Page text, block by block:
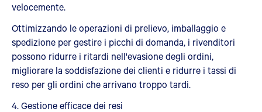
velocemente.
Ottimizzando le operazioni di prelievo, imballaggio e
spedizione per gestire i picchi di domanda, i rivenditori
possono ridurre i ritardi nell'evasione degli ordini,
migliorare la soddisfazione dei clienti e ridurre i tassi di
reso per gli ordini che arrivano troppo tardi.
4. Gestione efficace dei resi